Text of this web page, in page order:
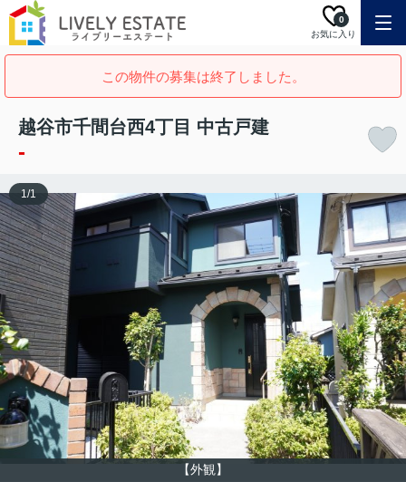
お気に入り
0
この物件の募集は終了しました。
越谷市千間台西4丁目 中古戸建
-
【外観】
1/1